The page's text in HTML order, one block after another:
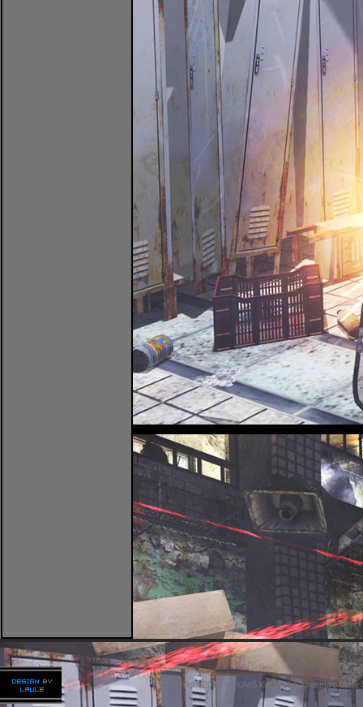
Copyright 2026 by kAo$ kaotische Amateure